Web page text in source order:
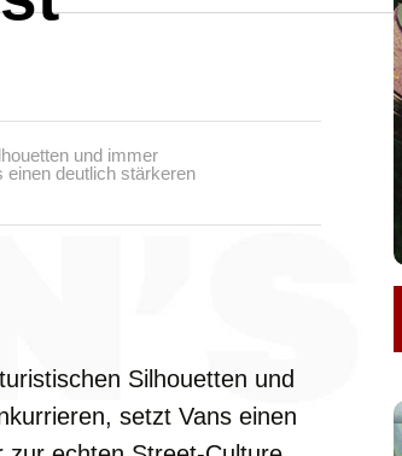
und immer
einen deutlich stärkeren
Silhouetten und
setzt Vans einen